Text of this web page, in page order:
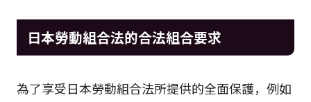
日本勞動組合法的合法組合要求
為了享受日本勞動組合法所提供的全面保護，例如